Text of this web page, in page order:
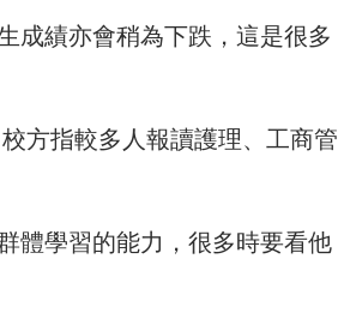
成績亦會稍為下跌，這是很多
方指較多人報讀護理、工商管
體學習的能力，很多時要看他